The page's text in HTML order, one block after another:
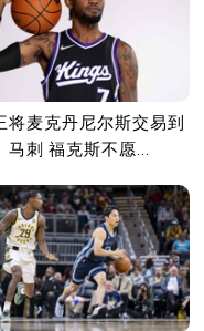
将麦克丹尼尔斯交易到
马刺 福克斯不愿...